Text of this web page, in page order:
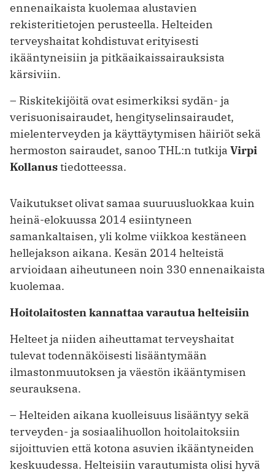
ennenaikaista kuolemaa alustavien
rekisteritietojen perusteella. Helteiden
terveyshaitat kohdistuvat erityisesti
ikääntyneisiin ja pitkäaikaissairauksista
kärsiviin.
– Riskitekijöitä ovat esimerkiksi sydän- ja
verisuonisairaudet, hengityselinsairaudet,
mielenterveyden ja käyttäytymisen häiriöt sekä
hermoston sairaudet, sanoo THL:n tutkija Virpi
Kollanustiedotteessa.
Vaikutukset olivat samaa suuruusluokkaa kuin
heinä-elokuussa 2014 esiintyneen
samankaltaisen, yli kolme viikkoa kestäneen
hellejakson aikana. Kesän 2014 helteistä
arvioidaan aiheutuneen noin 330 ennenaikaista
kuolemaa.
Hoitolaitosten kannattaa varautua helteisiin
Helteet ja niiden aiheuttamat terveyshaitat
tulevat todennäköisesti lisääntymään
ilmastonmuutoksen ja väestön ikääntymisen
seurauksena.
– Helteiden aikana kuolleisuus lisääntyy sekä
terveyden- ja sosiaalihuollon hoitolaitoksiin
sijoittuvien että kotona asuvien ikääntyneiden
keskuudessa. Helteisiin varautumista olisi hyvä